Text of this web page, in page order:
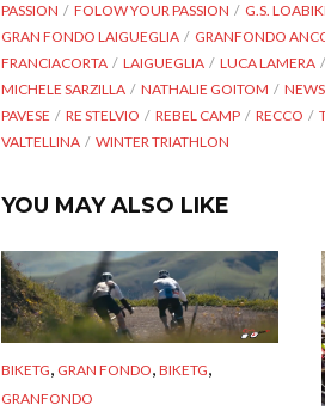
PASSION
FOLOW YOUR PASSION G.S.
GRAN FONDO LAIGUEGLIA
GRANFONDO
FRANCIACORTA
LAIGUEGLIA LUCA LAMERA
MICHELE SARZILLA
NATHALIE GOITOM NEWS
PAVESE
RE STELVIO REBEL CAMP RECCO
VALTELLINA
WINTER TRIATHLON
YOU MAY ALSO LIKE
BIKETG, GRAN FONDO, BIKETG,
GRANFONDO